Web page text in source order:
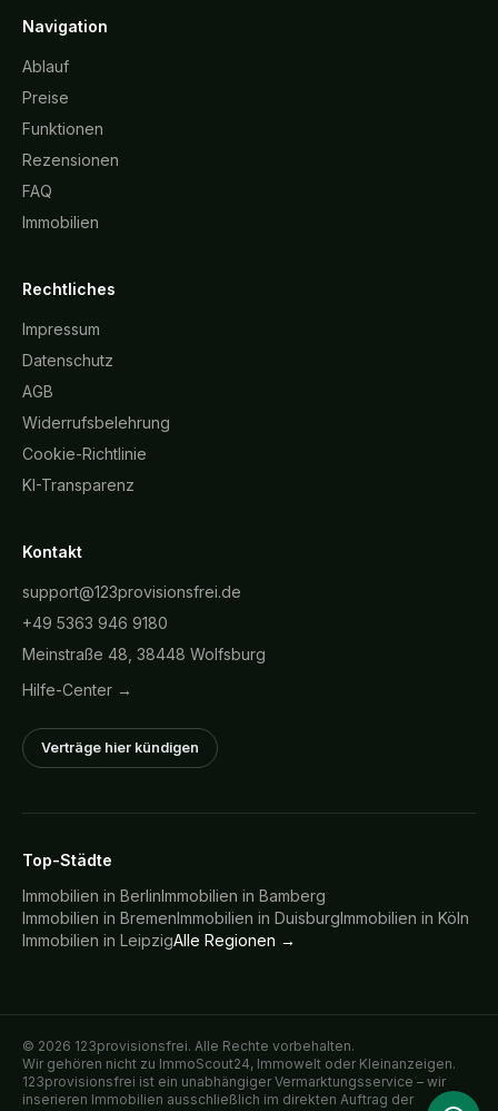
Navigation
Ablauf
Preise
Funktionen
Rezensionen
FAQ
Immobilien
Rechtliches
Impressum
Datenschutz
AGB
Widerrufsbelehrung
Cookie-Richtlinie
KI-Transparenz
Kontakt
support@123provisionsfrei.de
+49 5363 946 9180
Meinstraße 48, 38448 Wolfsburg
Hilfe-Center →
Verträge hier kündigen
Top-Städte
Immobilien in BerlinImmobilien in Bamberg
Immobilien in BremenImmobilien in DuisburgImmobilien in Köln
Immobilien in LeipzigAlle Regionen →
© 2026 123provisionsfrei. Alle Rechte vorbehalten.
Wir gehören nicht zu ImmoScout24, Immowelt oder Kleinanzeigen.
123provisionsfrei ist ein unabhängiger Vermarktungsservice – wir
inserieren Immobilien ausschließlich im direkten Auftrag der